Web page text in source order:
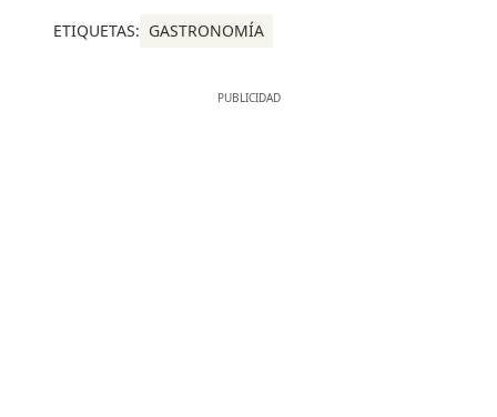
ETIQUETAS: GASTRONOMÍA